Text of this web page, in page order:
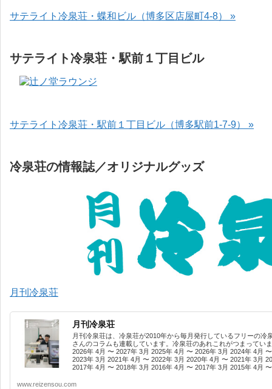
サテライト冷泉荘・蝶和ビル（博多区店屋町4-8） »
サテライト冷泉荘・駅前１丁目ビル
サテライト冷泉荘・駅前１丁目ビル（博多駅前1-7-9） »
冷泉荘の情報誌／オリジナルグッズ
月刊冷泉荘
月刊冷泉荘
月刊冷泉荘は、冷泉荘が2010年から毎月発行しているフリーの
さんのコラムも連載しています。冷泉荘のあれこれがつまってい
2026年 4月 〜 2027年 3月 2025年 4月 〜 2026年 3月 2024年 4月
2023年 3月 2021年 4月 〜 2022年 3月 2020年 4月 〜 2021年 3月
2017年 4月 〜 2018年 3月 2016年 4月 〜 2017年 3月 2015年 4月
www.reizensou.com